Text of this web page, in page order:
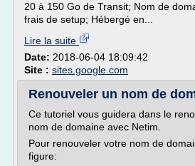
20 à 150 Go de Transit; Nom de
frais de setup; Hébergé en...
Lire la suite
Date: 2018-06-04 18:09:42
Site : sites.google.com
Renouveler un nom de
Ce tutoriel vous guidera dans le
nom de domaine avec Netim.
Pour renouveler votre nom de
figure: